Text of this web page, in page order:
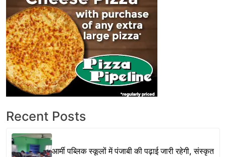
Recent Posts
आर्मी पब्लिक स्कूलों में पंजाबी की पढ़ाई जारी रहेगी, संस्कृत